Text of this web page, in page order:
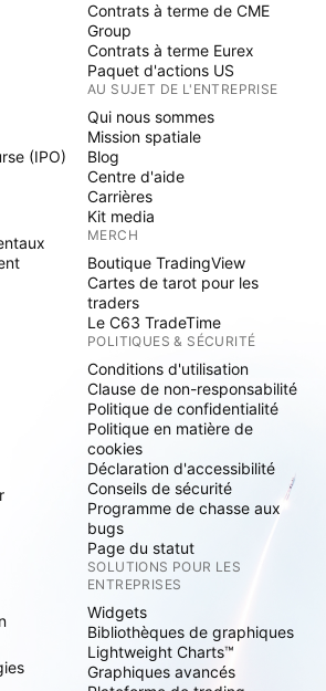
(IPO)
Contrats à terme de CME
Group
Contrats à terme Eurex
Paquet d'actions US
AU SUJET DE L'ENTREPRISE
Qui nous sommes
Mission spatiale
Blog
Centre d'aide
Carrières
Kit media
MERCH
Boutique TradingView
Cartes de tarot pour les
traders
Le C63 TradeTime
POLITIQUES & SÉCURITÉ
Conditions d'utilisation
Clause de non-responsabilité
Politique de confidentialité
Politique en matière de
cookies
Déclaration d'accessibilité
Conseils de sécurité
Programme de chasse aux
bugs
Page du statut
SOLUTIONS POUR LES
ENTREPRISES
Widgets
Bibliothèques de graphiques
Lightweight Charts™
Graphiques avancés